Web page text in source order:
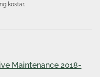
kostar.
Maintenance 2018-